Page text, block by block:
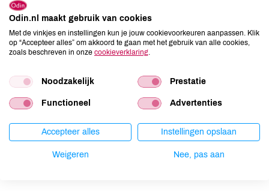
Eerst meer weten?
Meer informatie bij Thomas Luttikhold, Bedrijfsleider Odin
de aangegeven tijden. Zo ja, dan zijn we benieuwd naar jouw
sollicitatie. Schrijf ons waarom jij graag bij Odin wilt werken en
stuur deze motivatie samen met jouw CV naar Thomas
Odin.nl maakt gebruik van cookies
Met de vinkjes en instellingen kun je jouw cookievoorkeuren aanpassen. Klik
op “Accepteer alles” om akkoord te gaan met het gebruik van alle cookies,
zoals beschreven in onze cookieverklaring
Noodzakelijk Prestatie
Functioneel Advertenties
Accepteer alles Instellingen opslaan
Weigeren Nee, pas aan